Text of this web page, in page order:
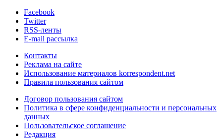
Facebook
Twitter
RSS-ленты
E-mail рассылка
Контакты
Реклама на сайте
Использование материалов korrespondent.net
Правила пользования сайтом
Договор пользования сайтом
Политика в сфере конфиденциальности и персональных
данных
Пользовательское соглашение
Редакция